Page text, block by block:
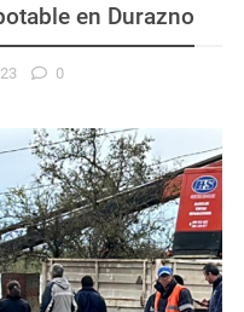
en Durazno
0